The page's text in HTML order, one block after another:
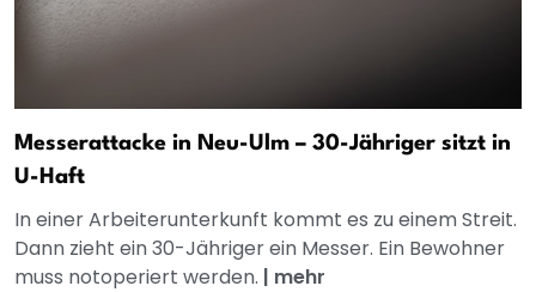
Messerattacke in Neu-Ulm – 30-Jähriger sitzt in
U-Haft
In einer Arbeiterunterkunft kommt es zu einem Streit.
Dann zieht ein 30-Jähriger ein Messer. Ein Bewohner
muss notoperiert werden. | mehr